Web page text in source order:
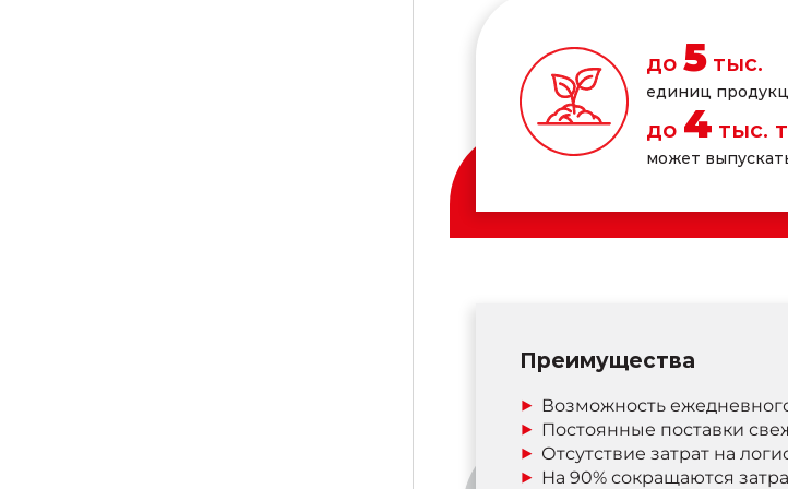
до 5 тыс.
единиц
до 4 тыс.
может
Преимущества
Возможность
Постоянные поставки
Отсутствие затрат на
На 90% сокращаются